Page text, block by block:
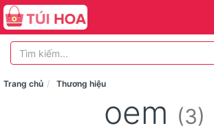
Trang chủ Thương hiệu
oem (3)